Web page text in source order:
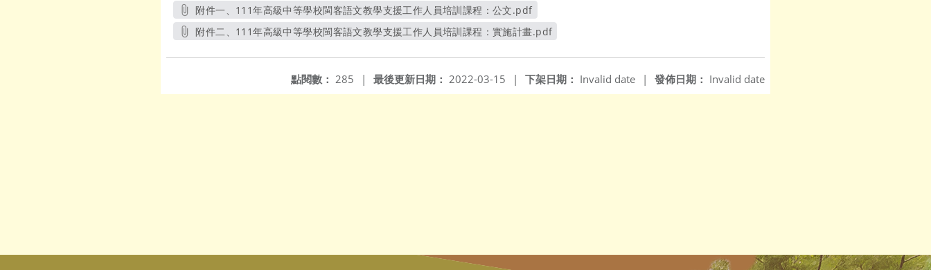
附件一、111年高級中等學校閩客語文教學支援工作人員培訓課程：公文.pdf
另開新視窗
附件二、111年高級中等學校閩客語文教學支援工作人員培訓課程：實施計畫.pdf
發佈日期： Invalid date
下架日期： Invalid date |
最後更新日期： 2022-03-15 |
點閱數： 285 |